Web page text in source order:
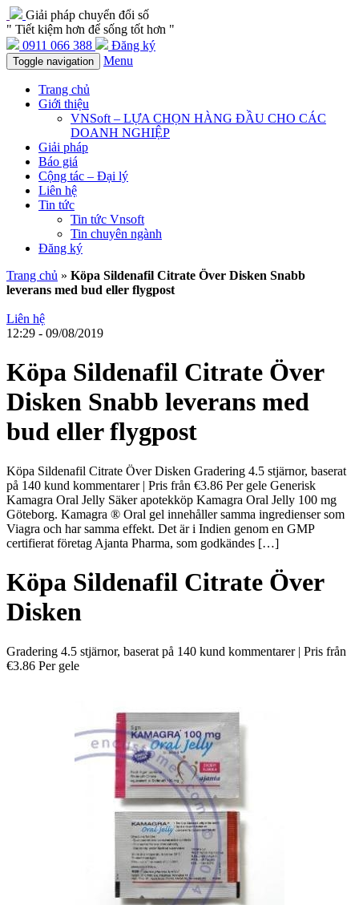
Giải pháp chuyển đổi số
" Tiết kiệm hơn để sống tốt hơn "
0911 066 388
Đăng ký
Toggle navigation Menu
Trang chủ
Giới thiệu
VNSoft – LỰA CHỌN HÀNG ĐẦU CHO CÁC
DOANH NGHIỆP
Giải pháp
Báo giá
Cộng tác – Đại lý
Liên hệ
Tin tức
Tin tức Vnsoft
Tin chuyên ngành
Đăng ký
Trang chủ » Köpa Sildenafil Citrate Över Disken Snabb
leverans med bud eller flygpost
Liên hệ
12:29 - 09/08/2019
Köpa Sildenafil Citrate Över
Disken Snabb leverans med
bud eller flygpost
Köpa Sildenafil Citrate Över Disken Gradering 4.5 stjärnor, baserat
på 140 kund kommentarer | Pris från €3.86 Per gele Generisk
Kamagra Oral Jelly Säker apotekköp Kamagra Oral Jelly 100 mg
Göteborg. Kamagra ® Oral gel innehåller samma ingredienser som
Viagra och har samma effekt. Det är i Indien genom en GMP
certifierat företag Ajanta Pharma, som godkändes […]
Köpa Sildenafil Citrate Över
Disken
Gradering 4.5 stjärnor, baserat på 140 kund kommentarer| Pris från
€3.86 Per gele